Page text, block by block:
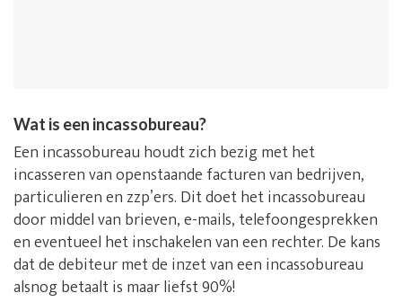
Wat is een incassobureau?
Een incassobureau houdt zich bezig met het
incasseren van openstaande facturen van bedrijven,
particulieren en zzp’ers. Dit doet het incassobureau
door middel van brieven, e-mails, telefoongesprekken
en eventueel het inschakelen van een rechter. De kans
dat de debiteur met de inzet van een incassobureau
alsnog betaalt is maar liefst 90%!